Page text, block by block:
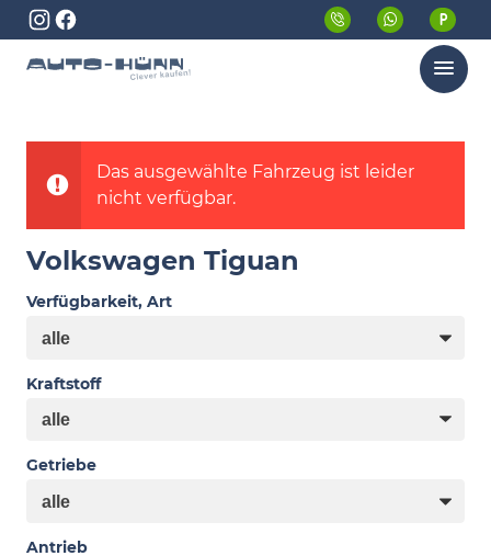
Menü
Das ausgewählte Fahrzeug ist leider
nicht verfügbar.
Volkswagen Tiguan
Verfügbarkeit, Art
Kraftstoff
Getriebe
Antrieb